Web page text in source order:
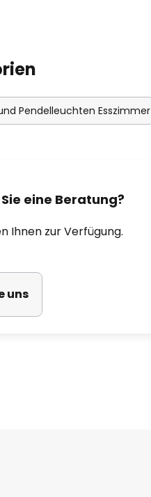
Pendelleuchten Esszimmer
eine Beratung?
Ihnen zur Verfügung.
uns